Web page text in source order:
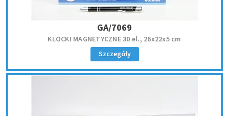
GA/7069
KLOCKI MAGNETYCZNE 30 el., 26x22x5 cm
Szczegóły